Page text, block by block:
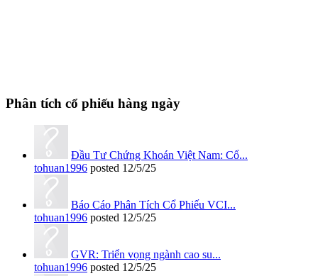
Phân tích cổ phiếu hàng ngày
Đầu Tư Chứng Khoán Việt Nam: Cổ...
tohuan1996 posted 12/5/25
Báo Cáo Phân Tích Cổ Phiếu VCI...
tohuan1996 posted 12/5/25
GVR: Triển vọng ngành cao su...
tohuan1996 posted 12/5/25